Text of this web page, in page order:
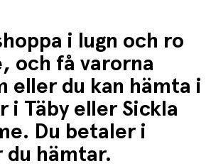
i lugn och ro
och få varorna
eller du kan hämta i
i Täby eller Sickla
Du betaler i
du hämtar.